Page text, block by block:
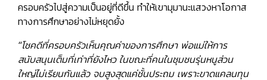
ครอบครัวไปสู่ความเป็นอยู่ที่ดีขึ้น ทำให้เขามุมานะแสวงหาโอกาส
ทางการศึกษาอย่างไม่หยุดยั้ง
“โชคดีที่ครอบครัวเห็นคุณค่าของการศึกษา พ่อแม่ให้การ
สนับสนุนเต็มที่เท่าที่ยังไหว ในขณะที่คนในชุมชนรุ่นหนูส่วน
ใหญ่ไม่เรียนกันแล้ว จบสูงสุดแค่ชั้นประถม เพราะขาดแคลนทุน